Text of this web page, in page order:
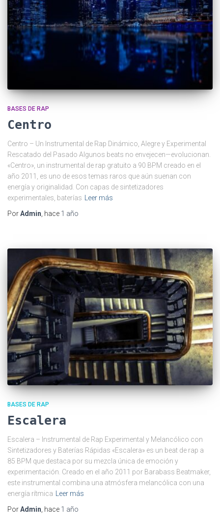
BASES DE RAP
Centro
Centro – Un Instrumental de Rap Dinámico, Alegre y Experimental
Rescatado del Pasado Algunos beats no envejecen—evolucionan.
«Centro», un instrumental de rap gratuito a 90 BPM creado en el
año 2011, es uno de esos temas raros que aún suenan con
energía y originalidad. Con capas de sintetizadores
experimentales, baterías Leer más
PorAdmin , hace 1 año
BASES DE RAP
Escalera
Escalera – Instrumental de Rap Experimental y Melancólico con
Sintetizadores y Baterías Rápidas «Escalera» es un beat de rap a
85 BPM que destaca por su mezcla única de emoción y
experimentación. Creado en el año 2011 por Barabass Beatmaker,
este instrumental combina una atmósfera melancólica con una
energía rítmica Leer más
PorAdmin, hace 1 año